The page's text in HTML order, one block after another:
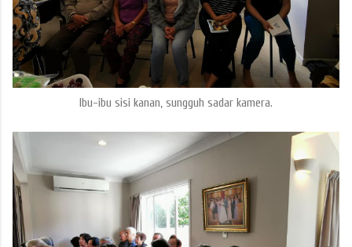
Ibu-ibu sisi kanan, sungguh sadar kamera.